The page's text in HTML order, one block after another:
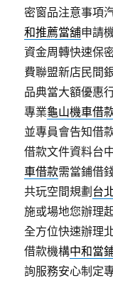
密窗品注意事項
和推薦當舖申請
資金周轉快速保
費聯盟新店民間
品典當大額優惠
專業龜山機車借
並專員會告知借
借款文件資料台
車借款需當鋪借
共玩空間規劃 台
施或場地您辦理
全方位快速辦理
借款機構中和當
詢服務安心制定